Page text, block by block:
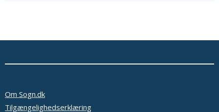
Om Sogn.dk
Tilgængelighedserklæring